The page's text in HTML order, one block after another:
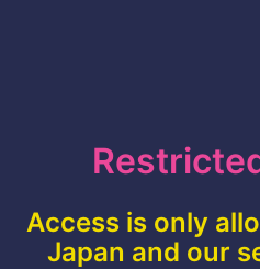
Access is only
Japan and our